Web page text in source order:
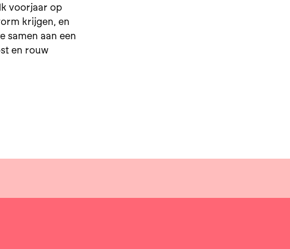
voorjaar op
krijgen, en
samen aan een
en rouw